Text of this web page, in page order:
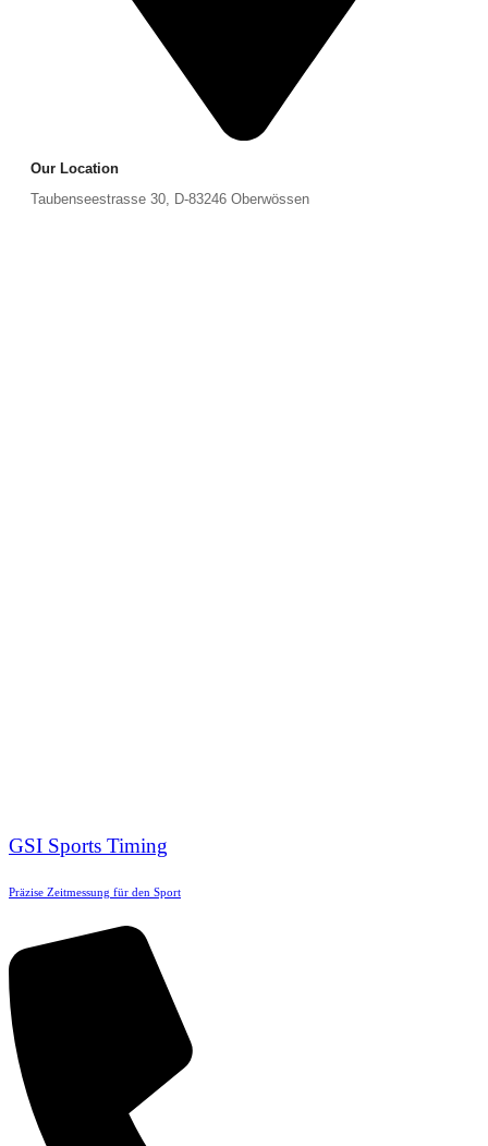
Our Location
Taubenseestrasse 30, D-83246 Oberwössen
GSI Sports Timing
Präzise Zeitmessung für den Sport